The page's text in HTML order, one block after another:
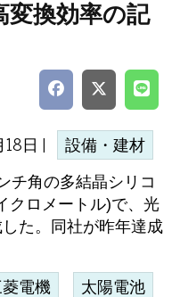
変換効率の記
日 | 設備・建材
チ角の多結晶シリコ
クロメートル)で、光
た。同社が昨年達成
電機 太陽電池